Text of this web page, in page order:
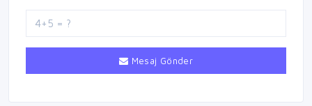
Mesaj Gönder